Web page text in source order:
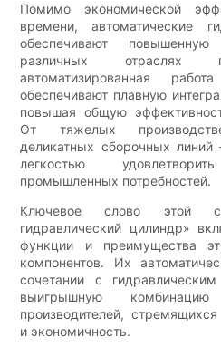
Помимо экономической
времени, автоматические
обеспечивают повышенную
различных отраслях
автоматизированная
обеспечивают плавную
повышая общую
От тяжелых
деликатных сборочных
легкостью
промышленных потребностей.
Ключевое слово этой
гидравлический цилиндр»
функции и преимущества
компонентов. Их
сочетании с
выигрышную
производителей,
и экономичность.